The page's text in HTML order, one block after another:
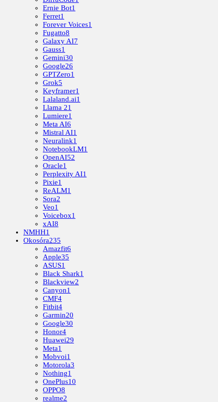
Ernie Bot1
Ferret1
Forever Voices1
Fugatto8
Galaxy AI7
Gauss1
Gemini30
Google26
GPTZero1
Grok5
Keyframer1
Lalaland.ai1
Llama 21
Lumiere1
Meta AI6
Mistral AI1
Neuralink1
NotebookLM1
OpenAI52
Oracle1
Perplexity AI1
Pixie1
ReALM1
Sora2
Veo1
Voicebox1
xAI8
NMHH1
Okosóra235
Amazfit6
Apple35
ASUS1
Black Shark1
Blackview2
Canyon1
CMF4
Fitbit4
Garmin20
Google30
Honor4
Huawei29
Meta1
Mobvoi1
Motorola3
Nothing1
OnePlus10
OPPO8
realme2